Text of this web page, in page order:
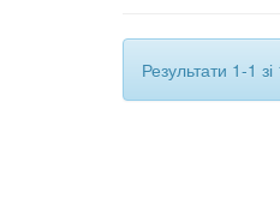
Результати 1-1